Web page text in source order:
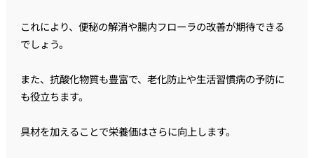
これにより、便秘の解消や腸内フローラの改善が期待できる
でしょう。
また、抗酸化物質も豊富で、老化防止や生活習慣病の予防に
も役立ちます。
具材を加えることで栄養価はさらに向上します。